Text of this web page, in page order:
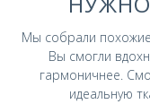
Мы собрали
Вы смогли
гармоничнее.
идеальную